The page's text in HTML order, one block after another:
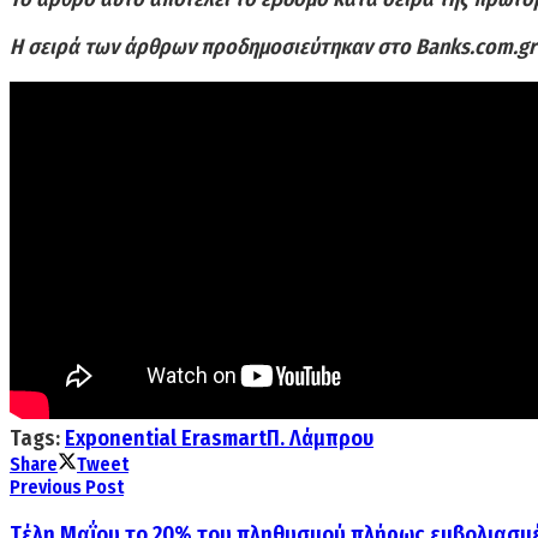
Η σειρά των άρθρων προδημοσιεύτηκαν στο Banks.com.gr
Tags: Exponential ErasmartΠ. Λάμπρου
Share
Tweet
Previous Post